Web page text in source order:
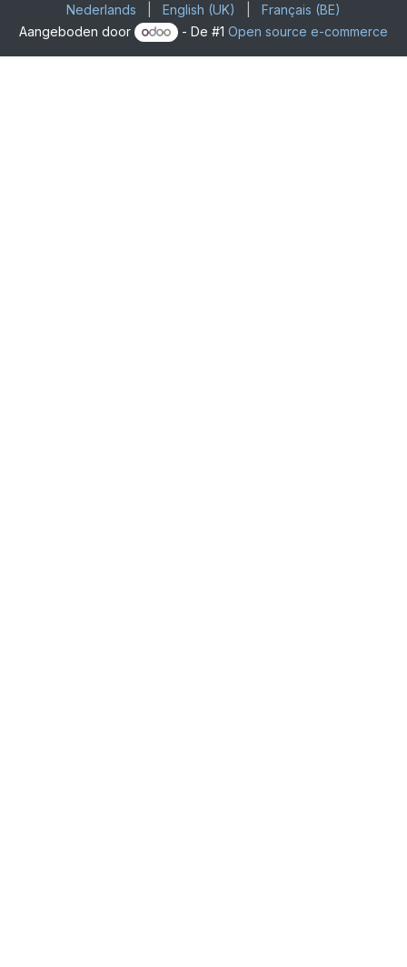
Nederlands English (UK)
Français (BE)
Aangeboden door
- De #1Open source e-commerce